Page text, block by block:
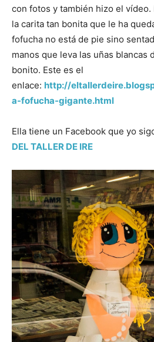
con fotos y también hizo el
la carita tan bonita que le ha
fofucha no está de pie sino
manos que leva las uñas blancas
bonito. Este es el
enlace: http://
a-fofucha-gigante.html
Ella tiene un Facebook que yo
DEL TALLER DE IRE